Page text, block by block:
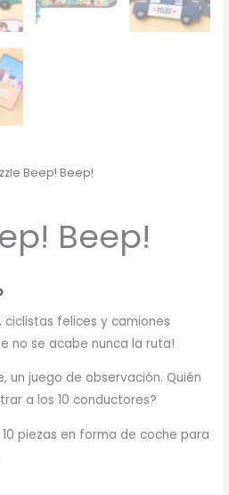
Beep! Beep!
Beep!
felices y camiones
no se acabe nunca la ruta!
un juego de observación. Quién
a los 10 conductores?
piezas en forma de coche para